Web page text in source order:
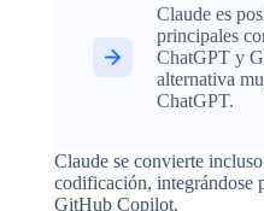
Claude es
principales
ChatGPT y
alternativa
ChatGPT.
Claude se convierte
codificación, integrándose
GitHub Copilot.